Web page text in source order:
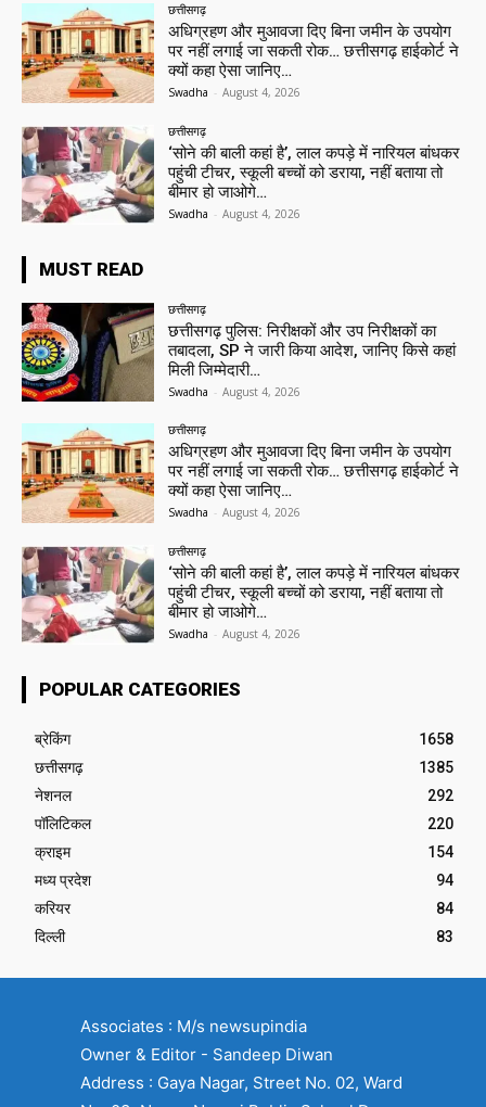
छत्तीसगढ़
अधिग्रहण और मुआवजा दिए बिना जमीन के उपयोग
पर नहीं लगाई जा सकती रोक… छत्तीसगढ़ हाईकोर्ट ने
क्यों कहा ऐसा जानिए…
Swadha - August 4, 2026
छत्तीसगढ़
‘सोने की बाली कहां है’, लाल कपड़े में नारियल बांधकर
पहुंची टीचर, स्कूली बच्चों को डराया, नहीं बताया तो
बीमार हो जाओगे…
Swadha - August 4, 2026
MUST READ
छत्तीसगढ़
छत्तीसगढ़ पुलिस: निरीक्षकों और उप निरीक्षकों का
तबादला, SP ने जारी किया आदेश, जानिए किसे कहां
मिली जिम्मेदारी…
Swadha - August 4, 2026
छत्तीसगढ़
अधिग्रहण और मुआवजा दिए बिना जमीन के उपयोग
पर नहीं लगाई जा सकती रोक… छत्तीसगढ़ हाईकोर्ट ने
क्यों कहा ऐसा जानिए…
Swadha - August 4, 2026
छत्तीसगढ़
‘सोने की बाली कहां है’, लाल कपड़े में नारियल बांधकर
पहुंची टीचर, स्कूली बच्चों को डराया, नहीं बताया तो
बीमार हो जाओगे…
Swadha - August 4, 2026
POPULAR CATEGORIES
ब्रेकिंग
1658
छत्तीसगढ़
1385
नेशनल
292
पॉलिटिकल
220
क्राइम
154
मध्य प्रदेश
94
करियर
84
दिल्ली
83
Associates : M/s newsupindia
Owner & Editor - Sandeep Diwan
Address : Gaya Nagar, Street No. 02, Ward